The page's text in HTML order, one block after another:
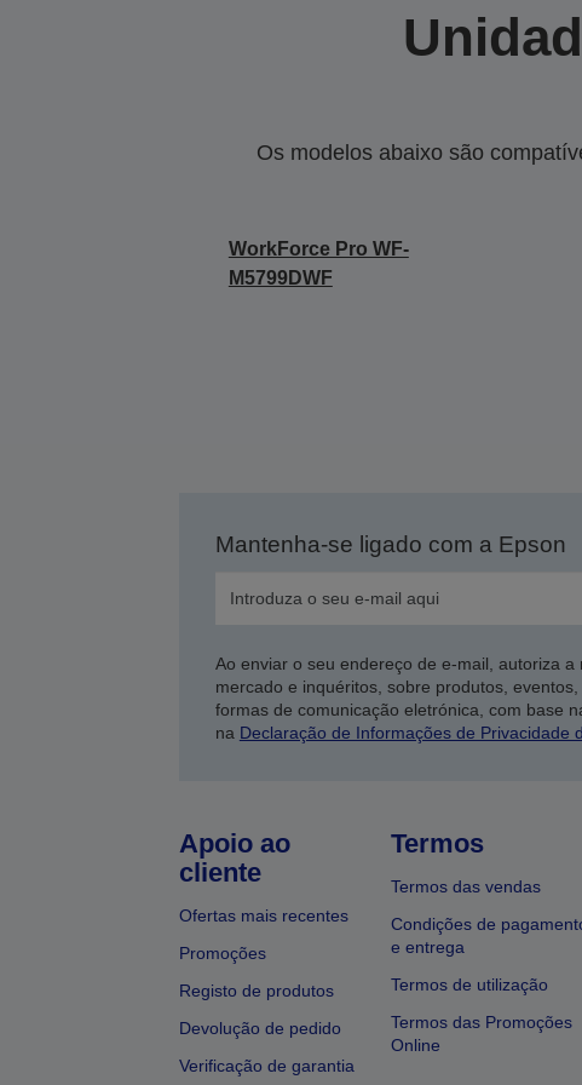
Os modelos abaixo são
WorkForce Pro WF-
M5799DWF
Mantenha-se ligado com a Epson
Ao enviar o seu endereço de e-mail, autoriza
mercado e inquéritos, sobre produtos,
formas de comunicação eletrónica, com base
na Declaração de Informações de Privacidade
Apoio ao
cliente
Ofertas mais recentes
Promoções
Registo de produtos
Devolução de pedido
Verificação de garantia
Termos
Termos das vendas
Condições de
e entrega
Termos de utilização
Termos das Promoções
Online